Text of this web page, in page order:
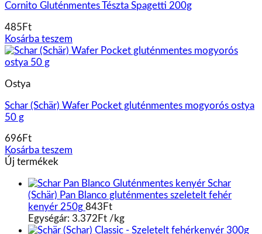
Cornito Gluténmentes Tészta Spagetti 200g
485 Ft
Kosárba teszem
Ostya
Schar (Schär) Wafer Pocket gluténmentes mogyorós ostya
50 g
696 Ft
Kosárba teszem
Új termékek
Schar
(Schär) Pan Blanco gluténmentes szeletelt fehér
kenyér 250g 843 Ft
Egységár: 3.372 Ft /kg